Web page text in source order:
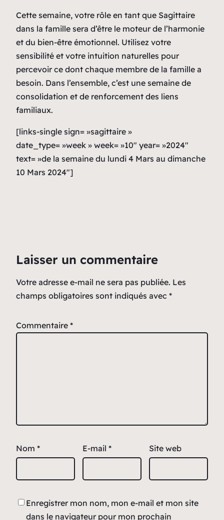
Cette semaine, votre rôle en tant que Sagittaire
dans la famille sera d’être le moteur de l’harmonie
et du bien-être émotionnel. Utilisez votre
sensibilité et votre intuition naturelles pour
percevoir ce dont chaque membre de la famille a
besoin. Dans l’ensemble, c’est une semaine de
consolidation et de renforcement des liens
familiaux.
[links-single sign= »sagittaire »
date_type= »week » week= »10″ year= »2024″
text= »de la semaine du lundi 4 Mars au dimanche
10 Mars 2024″]
Laisser un commentaire
Votre adresse e-mail ne sera pas publiée. Les
champs obligatoires sont indiqués avec *
Commentaire *
Nom * E-mail * Site web
Enregistrer mon nom, mon e-mail et mon site
dans le navigateur pour mon prochain